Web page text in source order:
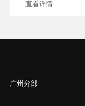
查看详情
广州分部